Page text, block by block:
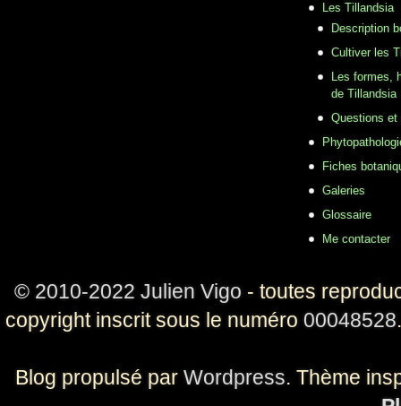
Les Tillandsia
Description
Cultiver les
Les formes,
de Tillandsia
Questions et
Fiches
Galeries
Glossaire
Me contacter
© 2010-2022 Julien Vigo - toutes
copyright inscrit sous le numéro 00048528
Blog propulsé par Wordpress. Thème